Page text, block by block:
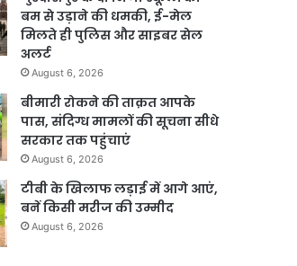
बम से उड़ाने की धमकी, ई-मेल
मिलते ही पुलिस और साइबर सेल
अलर्ट
August 6, 2026
बीमारी रोकने की ताक़त आपके
पास, संदिग्ध मामलों की सूचना सीधे
सरकार तक पहुंचाएं
August 6, 2026
टीबी के खिलाफ लड़ाई में आगे आएं,
बनें किसी मरीज की उम्मीद
August 6, 2026